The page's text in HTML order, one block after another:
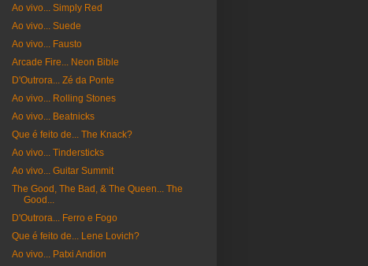
Ao vivo... Simply Red
Ao vivo... Suede
Ao vivo... Fausto
Arcade Fire... Neon Bible
D'Outrora... Zé da Ponte
Ao vivo... Rolling Stones
Ao vivo... Beatnicks
Que é feito de... The Knack?
Ao vivo... Tindersticks
Ao vivo... Guitar Summit
The Good, The Bad, & The Queen... The
Good...
D'Outrora... Ferro e Fogo
Que é feito de... Lene Lovich?
Ao vivo... Patxi Andion